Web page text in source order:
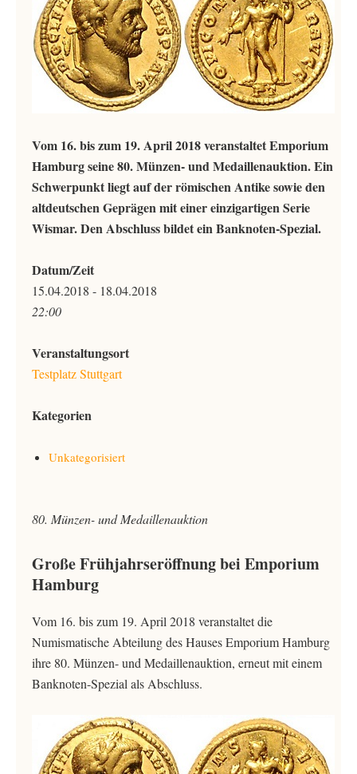
Vom 16. bis zum 19. April 2018 veranstaltet Emporium
Hamburg seine 80. Münzen- und Medaillenauktion. Ein
Schwerpunkt liegt auf der römischen Antike sowie den
altdeutschen Geprägen mit einer einzigartigen Serie
Wismar. Den Abschluss bildet ein Banknoten-Spezial.
Datum/Zeit
15.04.2018 - 18.04.2018
22:00
Veranstaltungsort
Testplatz Stuttgart
Kategorien
Unkategorisiert
80. Münzen- und Medaillenauktion
Große Frühjahrseröffnung bei Emporium
Hamburg
Vom 16. bis zum 19. April 2018 veranstaltet die
Numismatische Abteilung des Hauses Emporium Hamburg
ihre 80. Münzen- und Medaillenauktion, erneut mit einem
Banknoten-Spezial als Abschluss.